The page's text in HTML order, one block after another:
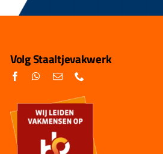
Volg Staaltjevakwerk